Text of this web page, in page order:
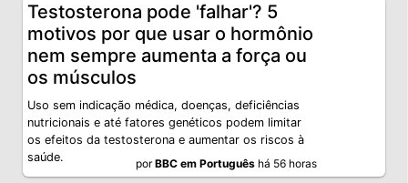
Testosterona pode 'falhar'? 5
motivos por que usar o hormônio
nem sempre aumenta a força ou
os músculos
Uso sem indicação médica, doenças, deficiências
nutricionais e até fatores genéticos podem limitar
os efeitos da testosterona e aumentar os riscos à
saúde.
porBBC em Português há 56 horas